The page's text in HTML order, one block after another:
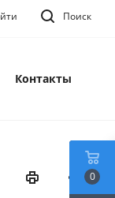
Поиск
Контакты
0